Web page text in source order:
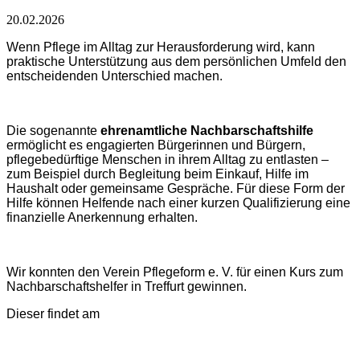
20.02.2026
Wenn Pflege im Alltag zur Herausforderung wird, kann
praktische Unterstützung aus dem persönlichen Umfeld den
entscheidenden Unterschied machen.
Die sogenannte ehrenamtliche Nachbarschaftshilfe
ermöglicht es engagierten Bürgerinnen und Bürgern,
pflegebedürftige Menschen in ihrem Alltag zu entlasten –
zum Beispiel durch Begleitung beim Einkauf, Hilfe im
Haushalt oder gemeinsame Gespräche. Für diese Form der
Hilfe können Helfende nach einer kurzen Qualifizierung eine
finanzielle Anerkennung erhalten.
Wir konnten den Verein Pflegeform e. V. für einen Kurs zum
Nachbarschaftshelfer in Treffurt gewinnen.
Dieser findet am